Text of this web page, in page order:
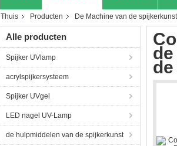
Thuis Producten De Machine van de spijkerkunst
Alle producten
Spijker UVlamp
acrylspijkersysteem
Spijker UVgel
LED nagel UV-Lamp
de hulpmiddelen van de spijkerkunst